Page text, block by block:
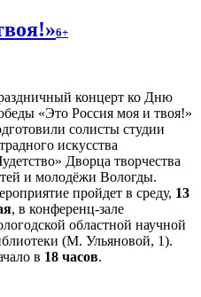
6+
концерт ко Дню
«Это Россия моя и твоя!»
солисты студии
искусства
Дворца творчества
и молодёжи Вологды.
пройдет в среду, 13
, в конференц-зале
областной научной
(М. Ульяновой, 1).
в 18 часов.